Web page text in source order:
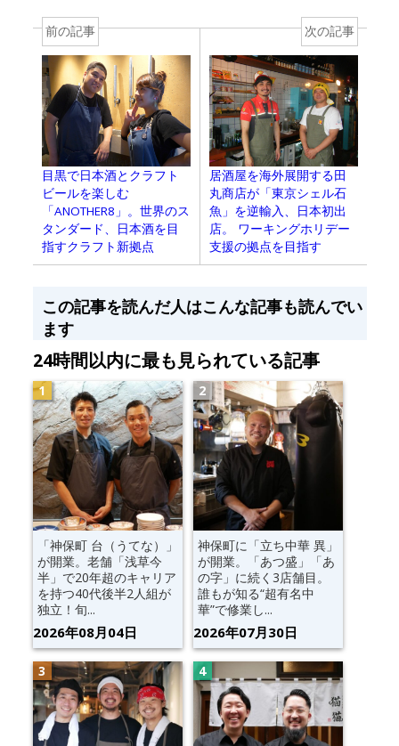
前の記事
目黒で日本酒とクラフト
ビールを楽しむ
「ANOTHER8」。世界のス
タンダード、日本酒を目
指すクラフト新拠点
次の記事
居酒屋を海外展開する田
丸商店が「東京シェル石
魚」を逆輸入、日本初出
店。 ワーキングホリデー
支援の拠点を目指す
この記事を読んだ人はこんな記事も読んでい
ます
24時間以内に最も見られている記事
「神保町 台（うてな）」
が開業。老舗「浅草今
半」で20年超のキャリア
を持つ40代後半2人組が
独立！旬...
2026年08月04日
神保町に「立ち中華 異」
が開業。「あつ盛」「あ
の字」に続く3店舗目。
誰もが知る“超有名中
華”で修業し...
2026年07月30日